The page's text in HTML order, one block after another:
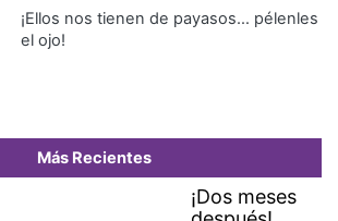
¡Ellos nos tienen de payasos… pélenles
el ojo!
Más Recientes
¡Dos meses